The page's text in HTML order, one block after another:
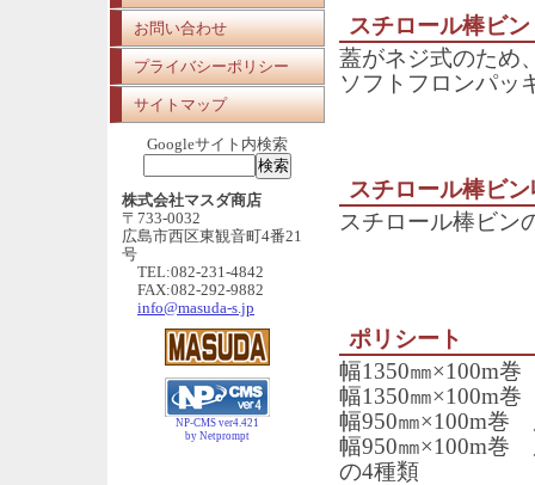
お問い合わせ
プライバシーポリシー
サイトマップ
Googleサイト内検索
株式会社マスダ商店
〒733-0032
広島市西区東観音町4番21
号
TEL:082-231-4842
FAX:082-292-9882
info@masuda-s.jp
NP-CMS ver4.421
by Netprompt
スチロール棒ビ
蓋がネジ式のため
ソフトフロンパッ
スチロール棒ビ
スチロール棒ビン
ポリシート
幅1350㎜×100m
幅1350㎜×100m
幅950㎜×100m巻
幅950㎜×100m巻
の4種類